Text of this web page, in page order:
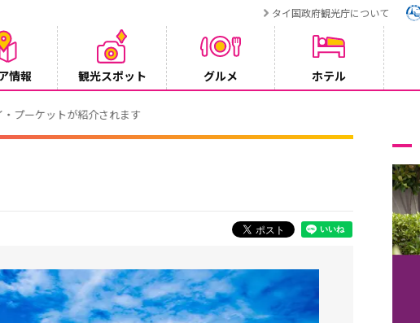
タイ国政府観光庁について
情報 観光スポット グルメ ホテル
ーン